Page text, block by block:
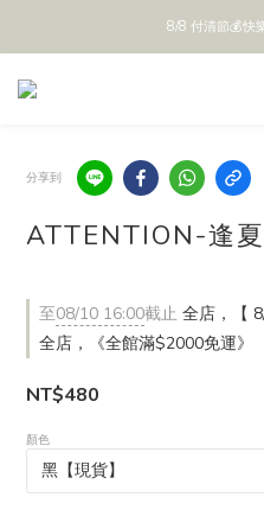
全館
8/8 付清節💰快
分享到
ATTENTION-逢
至08/10 16:00截止 全店，【
全店，《全館滿$2000免運》
NT$480
顏色